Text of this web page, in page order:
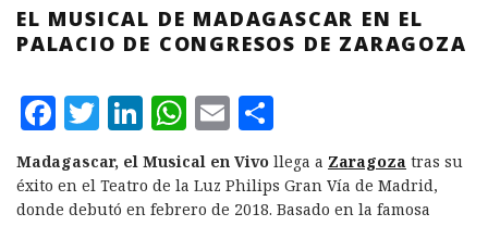
EL MUSICAL DE MADAGASCAR EN EL
PALACIO DE CONGRESOS DE ZARAGOZA
F
a
c
T
w
it
L
i
n
W
h
at
E
m
ai
o
m
Madagascar, el Musical en Vivo llega a Zaragoza tras su
éxito en el Teatro de la Luz Philips Gran Vía de Madrid,
donde debutó en febrero de 2018. Basado en la famosa